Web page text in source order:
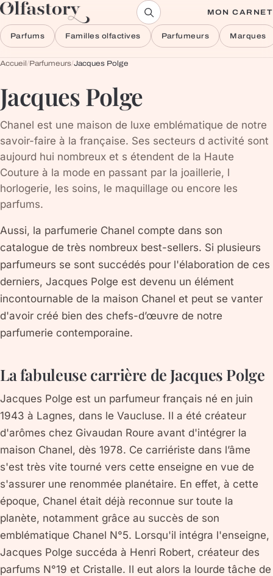
Aller au contenu MON CARNET
Parfums Familles olfactives Parfumeurs Marques
Accueil/Parfumeurs/Jacques Polge
Jacques Polge
Chanel est une maison de luxe emblématique de notre
savoir-faire à la française. Ses secteurs d activité sont
aujourd hui nombreux et s étendent de la Haute
Couture à la mode en passant par la joaillerie, l
horlogerie, les soins, le maquillage ou encore les
parfums.
Aussi, la parfumerie Chanel compte dans son
catalogue de très nombreux best-sellers. Si plusieurs
parfumeurs se sont succédés pour l'élaboration de ces
derniers, Jacques Polge est devenu un élément
incontournable de la maison Chanel et peut se vanter
d'avoir créé bien des chefs-d’œuvre de notre
parfumerie contemporaine.
La fabuleuse carrière de Jacques Polge
Jacques Polge est un parfumeur français né en juin
1943 à Lagnes, dans le Vaucluse. Il a été créateur
d'arômes chez Givaudan Roure avant d'intégrer la
maison Chanel, dès 1978. Ce carriériste dans l’âme
s'est très vite tourné vers cette enseigne en vue de
s'assurer une renommée planétaire. En effet, à cette
époque, Chanel était déjà reconnue sur toute la
planète, notamment grâce au succès de son
emblématique Chanel N°5. Lorsqu'il intégra l'enseigne,
Jacques Polge succéda à Henri Robert, créateur des
parfums N°19 et Cristalle. Il eut alors la lourde tâche de